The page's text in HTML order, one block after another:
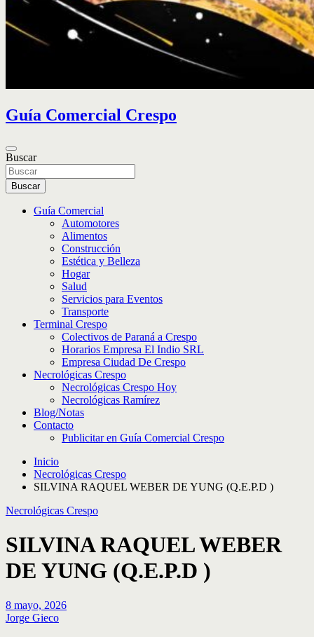
Guía Comercial Crespo
Buscar
Buscar
Guía Comercial
Automotores
Alimentos
Construcción
Estética y Belleza
Hogar
Salud
Servicios para Eventos
Transporte
Terminal Crespo
Colectivos de Paraná a Crespo
Horarios Empresa El Indio SRL
Empresa Ciudad De Crespo
Necrológicas Crespo
Necrológicas Crespo Hoy
Necrológicas Ramírez
Blog/Notas
Contacto
Publicitar en Guía Comercial Crespo
Inicio
Necrológicas Crespo
SILVINA RAQUEL WEBER DE YUNG (Q.E.P.D )
Necrológicas Crespo
SILVINA RAQUEL WEBER
DE YUNG (Q.E.P.D )
8 mayo, 2026
Jorge Gieco